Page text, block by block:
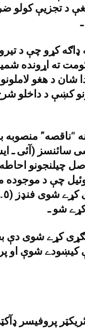
د تجزيې کولو
ته اړونده
شان د هغو
کښې د داخلو
منصوبه
سائنسز (آئى ـ
چيلنجونو احاطه
چې د موجوده
کيښودے شوې او
پروفيسر